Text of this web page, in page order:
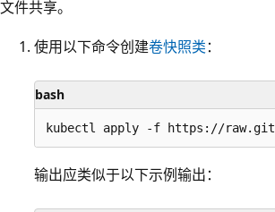
文件共享。
使用以下命令创建卷快照类：
bash
输出应类似于以下示例输出：